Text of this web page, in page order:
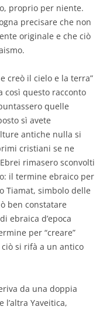
proprio per niente.
precisare che non
originale e che ciò
creò il cielo e la terra”
così questo racconto
quelle
sì avete
antiche nulla si
cristiani se ne
rimasero sconvolti
il termine ebraico per
Tiamat, simbolo delle
ben constatare
ebraica d’epoca
per “creare”
si rifà a un antico
da una doppia
Yaveitica,